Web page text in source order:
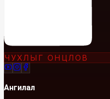
ЧУХЛЫГ ОНЦЛОВ
Ангилал